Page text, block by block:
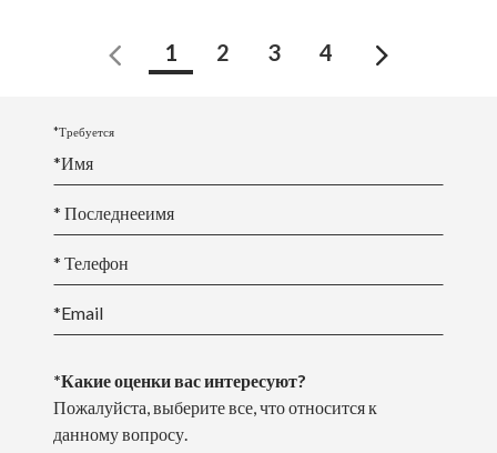
Предыдущий
1 2 3 4
*Требуется
*Имя
* Последнееимя
* Телефон
*Email
*Какие оценки вас интересуют?
Пожалуйста, выберите все, что относится к
данному вопросу.